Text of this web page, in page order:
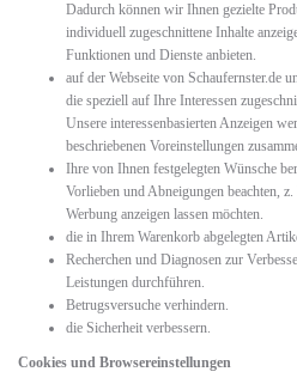
Dadurch können wir Ihnen gezielte
individuell zugeschnittene Inhalte
Funktionen und Dienste anbieten.
auf der Webseite von Schaufernster.de
die speziell auf Ihre Interessen
Unsere interessenbasierten Anzeigen
beschriebenen Voreinstellungen
Ihre von Ihnen festgelegten Wünsche
Vorlieben und Abneigungen beachten,
Werbung anzeigen lassen möchten.
die in Ihrem Warenkorb abgelegten
Recherchen und Diagnosen zur
Leistungen durchführen.
Betrugsversuche verhindern.
die Sicherheit verbessern.
Cookies und Browsereinstellungen